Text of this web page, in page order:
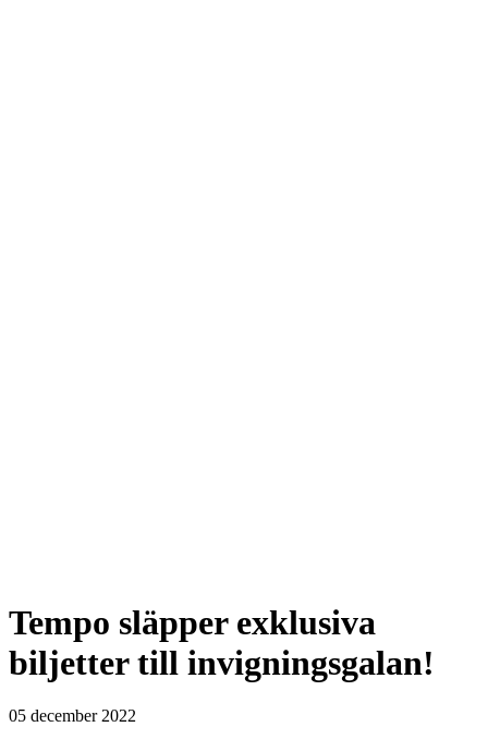
Tempo släpper exklusiva
biljetter till invigningsgalan!
05 december 2022